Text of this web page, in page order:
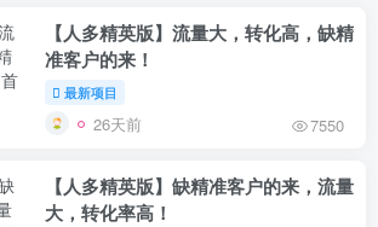
【人多精英版】流量大，转化高，缺精
准客户的来！
最新项目
26天前 7550
【人多精英版】缺精准客户的来，流量
大，转化率高！